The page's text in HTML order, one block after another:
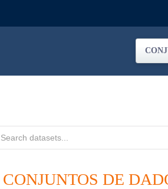
CONJUNTOS DE